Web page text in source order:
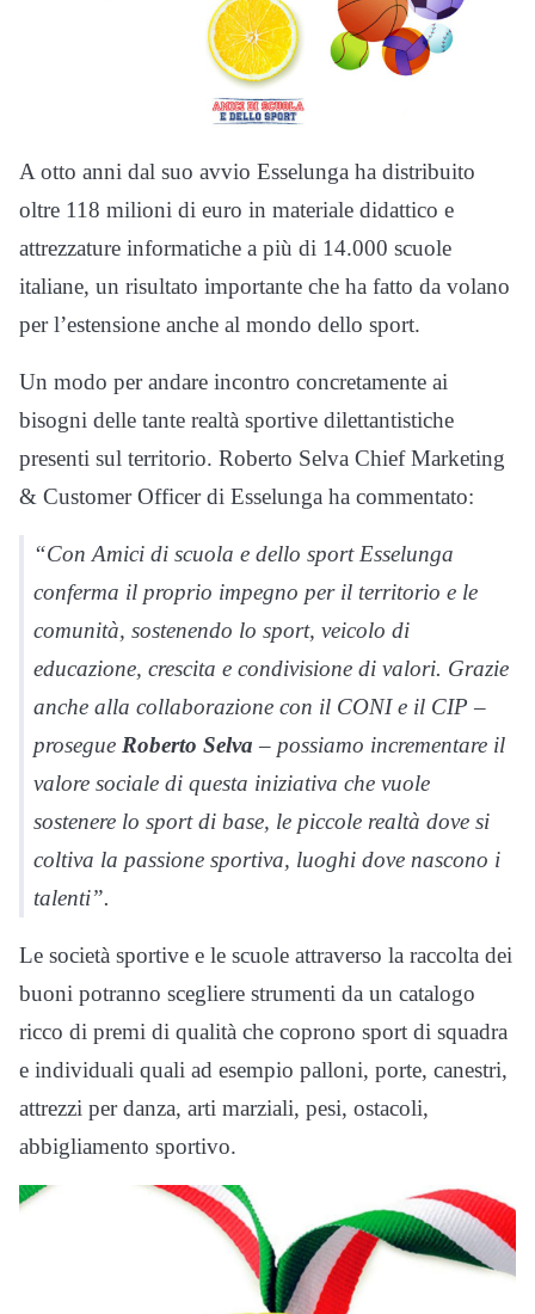
A otto anni dal suo avvio Esselunga ha distribuito
oltre 118 milioni di euro in materiale didattico e
attrezzature informatiche a più di 14.000 scuole
italiane, un risultato importante che ha fatto da volano
per l’estensione anche al mondo dello sport.
Un modo per andare incontro concretamente ai
bisogni delle tante realtà sportive dilettantistiche
presenti sul territorio. Roberto Selva Chief Marketing
& Customer Officer di Esselunga ha commentato:
“Con Amici di scuola e dello sport Esselunga
conferma il proprio impegno per il territorio e le
comunità, sostenendo lo sport, veicolo di
educazione, crescita e condivisione di valori. Grazie
anche alla collaborazione con il CONI e il CIP –
prosegue Roberto Selva – possiamo incrementare il
valore sociale di questa iniziativa che vuole
sostenere lo sport di base, le piccole realtà dove si
coltiva la passione sportiva, luoghi dove nascono i
talenti”.
Le società sportive e le scuole attraverso la raccolta dei
buoni potranno scegliere strumenti da un catalogo
ricco di premi di qualità che coprono sport di squadra
e individuali quali ad esempio palloni, porte, canestri,
attrezzi per danza, arti marziali, pesi, ostacoli,
abbigliamento sportivo.